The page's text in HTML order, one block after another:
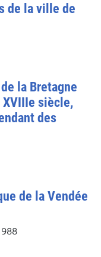
de la ville de
la Bretagne
siècle,
des
de la Vendée